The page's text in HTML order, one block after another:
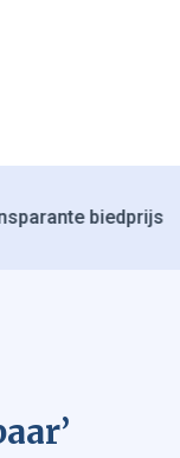
biedprijs